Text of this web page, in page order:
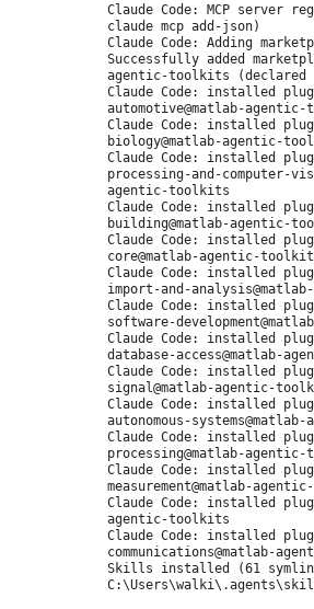
Claude Code: MCP server
claude mcp add-json)
Claude Code: Adding
Successfully added
agentic-toolkits
Claude Code: installed
automotive@matlab-
Claude Code: installed
biology@matlab-agentic-
Claude Code: installed
processing-and-computer-
agentic-toolkits
Claude Code: installed
building@matlab-agentic-
Claude Code: installed
core@matlab-agentic-
Claude Code: installed
import-and-
Claude Code: installed
software-
Claude Code: installed
database-access@matlab-
Claude Code: installed
signal@matlab-agentic-
Claude Code: installed
autonomous-
Claude Code: installed
processing@matlab-
Claude Code: installed
measurement@matlab-
Claude Code: installed
agentic-toolkits
Claude Code: installed
communications@matlab-
Skills installed (61